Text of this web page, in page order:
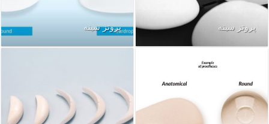
پروتز سینه پروتز سینه